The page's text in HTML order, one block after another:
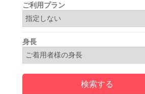
ご利用プラン
身長